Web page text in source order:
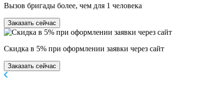
Вызов бригады более, чем для 1 человека
Заказать сейчас
Скидка в 5% при оформлении заявки через сайт
Заказать сейчас